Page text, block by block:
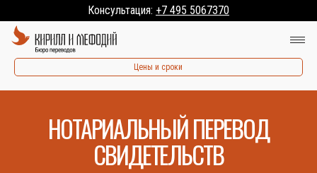
Консультация: +7 495 5067370
Цены и сроки
НОТАРИАЛЬНЫЙ ПЕРЕВОД
СВИДЕТЕЛЬСТВ